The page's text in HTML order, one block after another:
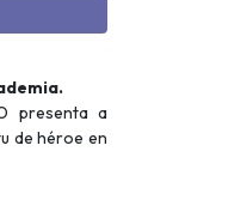
presenta a
de héroe en